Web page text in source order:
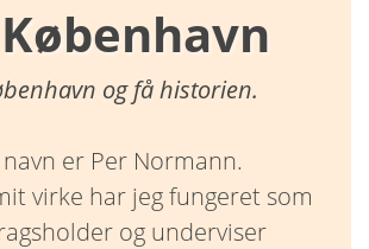
og få historien.
er Per Normann.
virke har jeg fungeret som
og underviser